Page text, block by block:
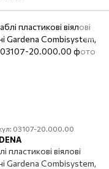
03107-20.000.00
пластикові віялові
Gardena Combisystem,